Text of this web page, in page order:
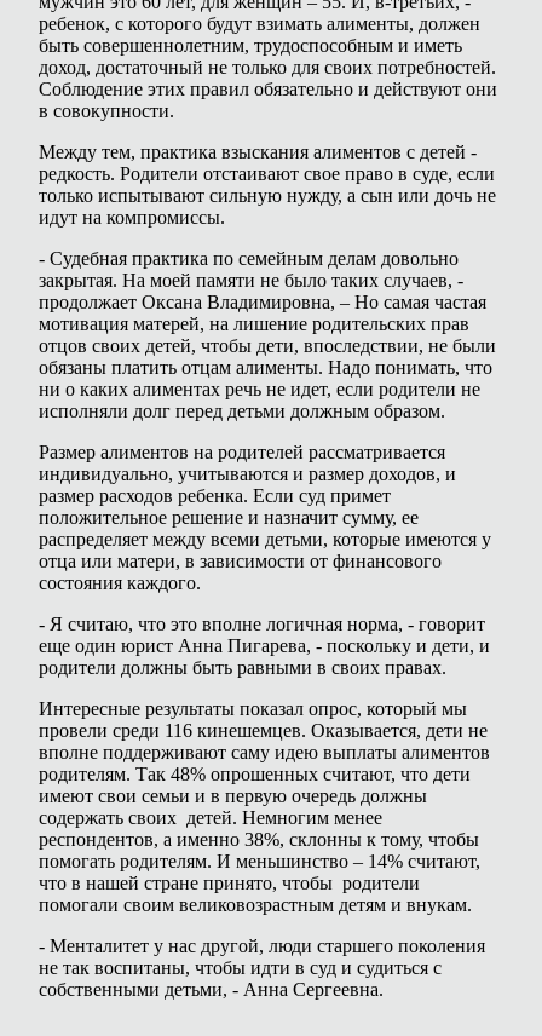
ребенок, с которого будут взимать алименты, должен
быть совершеннолетним, трудоспособным и иметь
доход, достаточный не только для своих потребностей.
Соблюдение этих правил обязательно и действуют они
в совокупности.
Между тем, практика взыскания алиментов с детей -
редкость. Родители отстаивают свое право в суде, если
только испытывают сильную нужду, а сын или дочь не
идут на компромиссы.
- Судебная практика по семейным делам довольно
закрытая. На моей памяти не было таких случаев, -
продолжает Оксана Владимировна, – Но самая частая
мотивация матерей, на лишение родительских прав
отцов своих детей, чтобы дети, впоследствии, не были
обязаны платить отцам алименты. Надо понимать, что
ни о каких алиментах речь не идет, если родители не
исполняли долг перед детьми должным образом.
Размер алиментов на родителей рассматривается
индивидуально, учитываются и размер доходов, и
размер расходов ребенка. Если суд примет
положительное решение и назначит сумму, ее
распределяет между всеми детьми, которые имеются у
отца или матери, в зависимости от финансового
состояния каждого.
- Я считаю, что это вполне логичная норма, - говорит
еще один юрист Анна Пигарева, - поскольку и дети, и
родители должны быть равными в своих правах.
Интересные результаты показал опрос, который мы
провели среди 116 кинешемцев. Оказывается, дети не
вполне поддерживают саму идею выплаты алиментов
родителям. Так 48% опрошенных считают, что дети
имеют свои семьи и в первую очередь должны
содержать своих детей. Немногим менее
респондентов, а именно 38%, склонны к тому, чтобы
помогать родителям. И меньшинство – 14% считают,
что в нашей стране принято, чтобы родители
помогали своим великовозрастным детям и внукам.
- Менталитет у нас другой, люди старшего поколения
не так воспитаны, чтобы идти в суд и судиться с
собственными детьми, - Анна Сергеевна.